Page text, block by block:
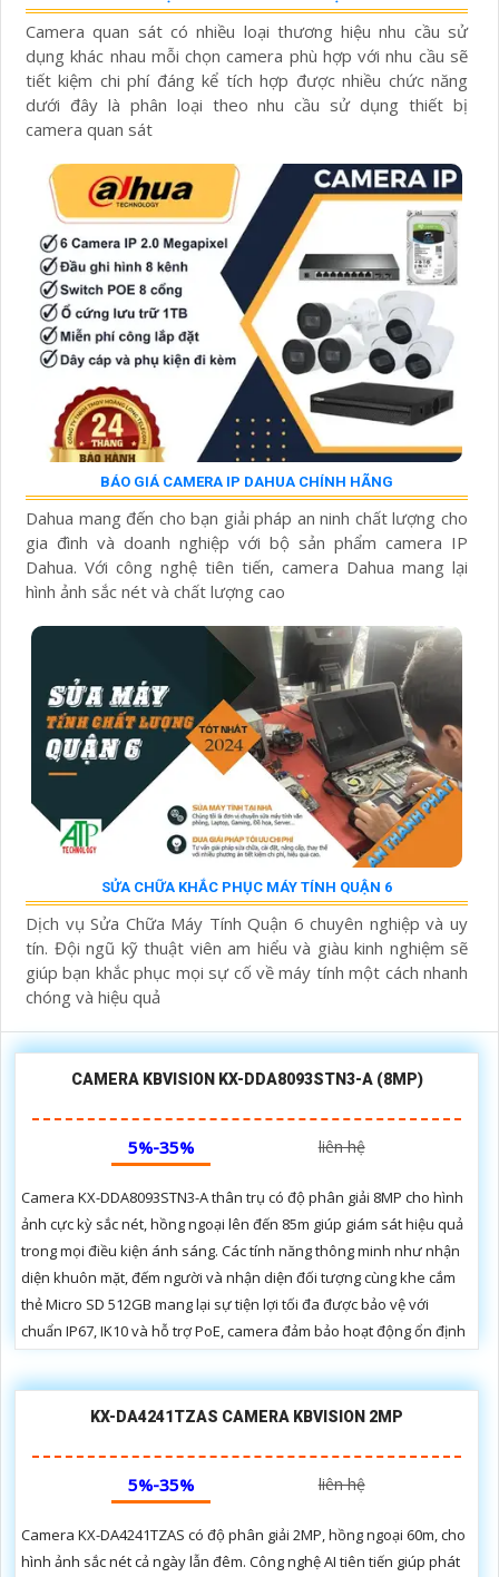
Camera quan sát có nhiều loại thương hiệu nhu cầu sử
dụng khác nhau mỗi chọn camera phù hợp với nhu cầu sẽ
tiết kiệm chi phí đáng kể tích hợp được nhiều chức năng
dưới đây là phân loại theo nhu cầu sử dụng thiết bị
camera quan sát
BÁO GIÁ CAMERA IP DAHUA CHÍNH HÃNG
Dahua mang đến cho bạn giải pháp an ninh chất lượng cho
gia đình và doanh nghiệp với bộ sản phẩm camera IP
Dahua. Với công nghệ tiên tiến, camera Dahua mang lại
hình ảnh sắc nét và chất lượng cao
SỬA CHỮA KHẮC PHỤC MÁY TÍNH QUẬN 6
Dịch vụ Sửa Chữa Máy Tính Quận 6 chuyên nghiệp và uy
tín. Đội ngũ kỹ thuật viên am hiểu và giàu kinh nghiệm sẽ
giúp bạn khắc phục mọi sự cố về máy tính một cách nhanh
chóng và hiệu quả
CAMERA KBVISION KX-DDA8093STN3-A (8MP)
5%-35% liên hệ
Camera KX-DDA8093STN3-A thân trụ có độ phân giải 8MP cho hình
ảnh cực kỳ sắc nét, hồng ngoại lên đến 85m giúp giám sát hiệu quả
trong mọi điều kiện ánh sáng. Các tính năng thông minh như nhận
diện khuôn mặt, đếm người và nhận diện đối tượng cùng khe cắm
thẻ Micro SD 512GB mang lại sự tiện lợi tối đa được bảo vệ với
chuẩn IP67, IK10 và hỗ trợ PoE, camera đảm bảo hoạt động ổn định
KX-DA4241TZAS CAMERA KBVISION 2MP
5%-35% liên hệ
Camera KX-DA4241TZAS có độ phân giải 2MP, hồng ngoại 60m, cho
hình ảnh sắc nét cả ngày lẫn đêm. Công nghệ AI tiên tiến giúp phát